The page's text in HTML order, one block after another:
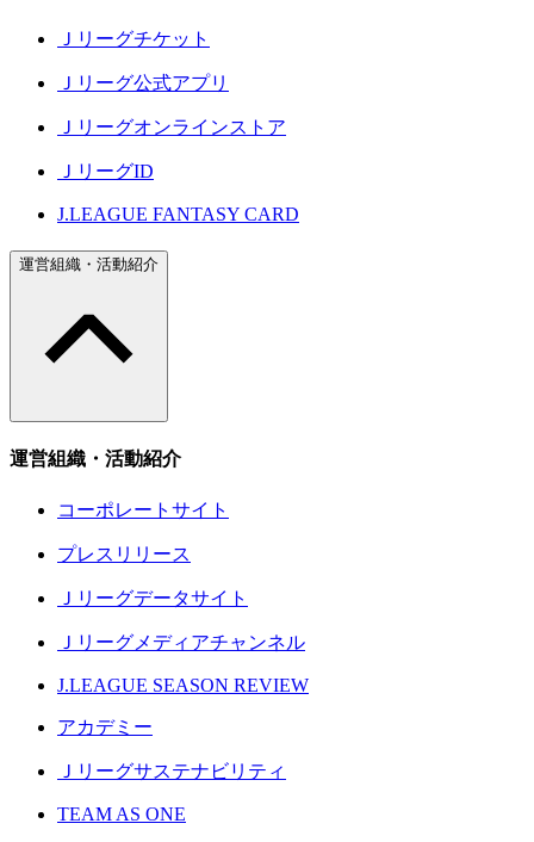
Ｊリーグチケット
Ｊリーグ公式アプリ
Ｊリーグオンラインストア
ＪリーグID
J.LEAGUE FANTASY CARD
運営組織・活動紹介
運営組織・活動紹介
コーポレートサイト
プレスリリース
Ｊリーグデータサイト
Ｊリーグメディアチャンネル
J.LEAGUE SEASON REVIEW
アカデミー
Ｊリーグサステナビリティ
TEAM AS ONE